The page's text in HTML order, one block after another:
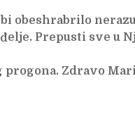
bi obeshrabrilo
Prepusti sve u
progona. Zdravo